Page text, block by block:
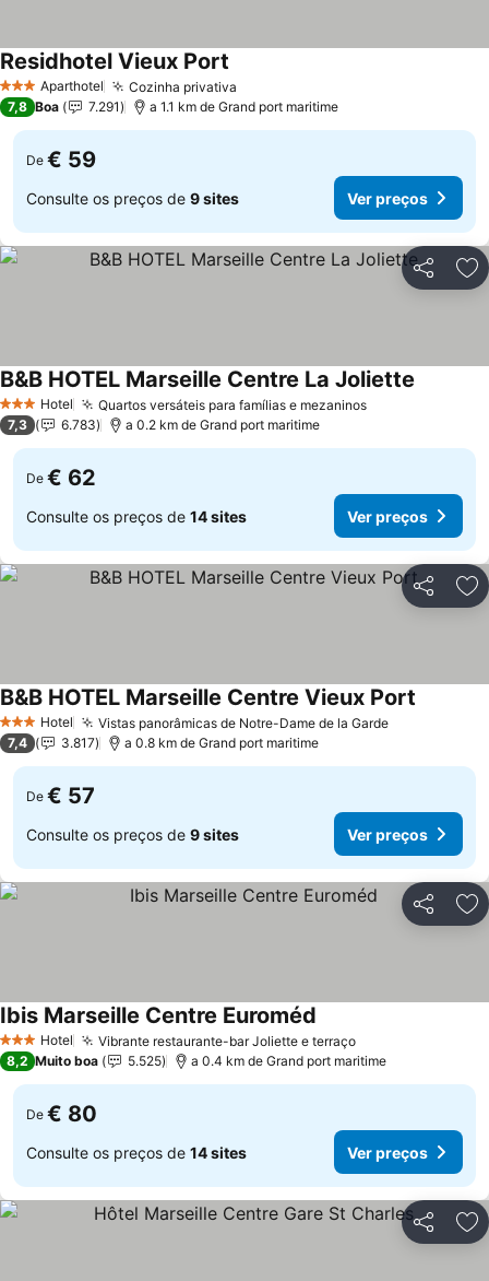
3 EstrelasAparthotel Cozinha privativa
Residhotel Vieux Port
7,8 Boa 7.291 a 1.1 km de Grand port maritime
De € 59
Consulte os preços de 9 sites Ver preços
Partilhar
3 EstrelasHotel Quartos versáteis para famílias e mezaninosVer preços
B&B HOTEL Marseille Centre La Joliette
7,3 6.783 a 0.2 km de Grand port maritime
De € 62
Consulte os preços de 14 sites Ver preços
Partilhar
3 EstrelasHotel Vistas panorâmicas de Notre-Dame de la GardeVer preços
B&B HOTEL Marseille Centre Vieux Port
7,4 3.817 a 0.8 km de Grand port maritime
De € 57
Consulte os preços de 9 sites Ver preços
Partilhar
3 EstrelasHotel Vibrante restaurante-bar Joliette e terraçoVer preços
Ibis Marseille Centre Euroméd
8,2 Muito boa 5.525 a 0.4 km de Grand port maritime
De € 80
Consulte os preços de 14 sites Ver preços
Partilhar